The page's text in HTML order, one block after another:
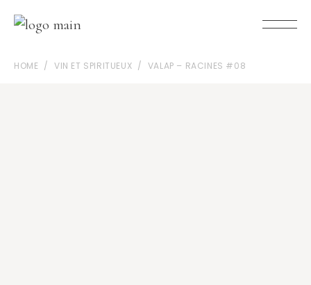
HOME VIN ET SPIRITUEUX VALAP – RACINES #08